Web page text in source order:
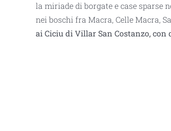
la miriade di borgate e case sparse
nei boschi fra Macra, Celle Macra,
ai Ciciu di Villar San Costanzo, con